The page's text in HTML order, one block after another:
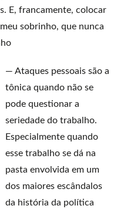
E, francamente, colocar
sobrinho, que nunca
— Ataques pessoais são a
tônica quando não se
pode questionar a
seriedade do trabalho.
Especialmente quando
esse trabalho se dá na
pasta envolvida em um
dos maiores escândalos
da história da política